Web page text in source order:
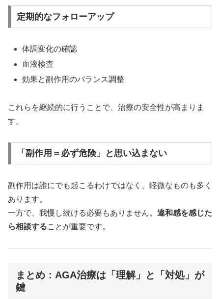
定期的なフォローアップ
体調変化の確認
血液検査
効果と副作用のバランス調整
これらを継続的に行うことで、治療の安全性が高まりま
す。
「副作用＝必ず危険」と思い込まない
副作用は誰にでも起こるわけではなく、軽微なものも多く
あります。
一方で、我慢し続ける必要もありません。 違和感を感じた
ら相談することが重要です。
まとめ：AGA治療は「理解」と「対処」が
鍵